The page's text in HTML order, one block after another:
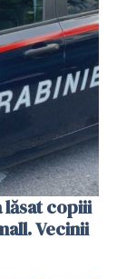
lăsat copiii
Vecinii